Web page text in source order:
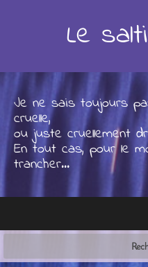
Le
Je ne sais toujours
cruelle,
ou juste cruellement
En tout cas, pour le
trancher...